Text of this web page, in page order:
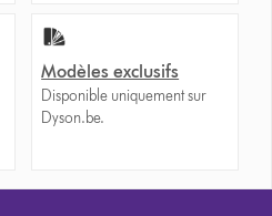
Modèles exclusifs
Disponible uniquement sur
Dyson.be.